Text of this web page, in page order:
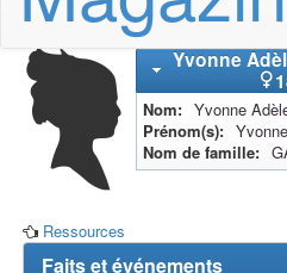
Yvonne
Nom Yvonne
Prénom(s)
Nom de famille
Ressources
Faits et événements